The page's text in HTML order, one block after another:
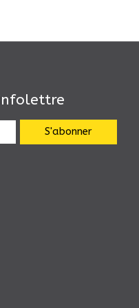
S'abonner